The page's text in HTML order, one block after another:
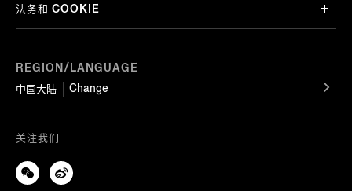
REGION/LANGUAGE
中国大陆
Change
法务和 COOKIE
关注我们